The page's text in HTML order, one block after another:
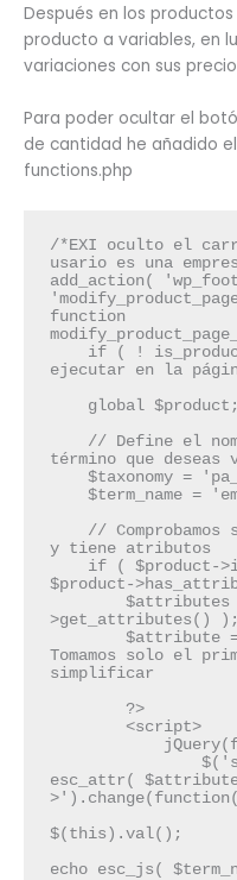
Después en los
producto a variables, en
variaciones con sus
Para poder ocultar el
de cantidad he añadido
functions.php
/*EXI oculto el
usario es una
add_action(
function
ejecutar en la
    global $product;
término que
$taxonomy =
$term_name =
y tiene atributos
$product-
>get_attributes() );
Tomamos solo el
simplificar
        ?>
        <script>
esc_attr(
$(this).val();
echo esc_js(